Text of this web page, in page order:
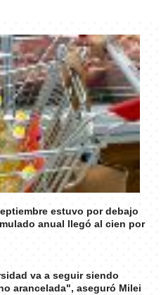
estuvo por debajo
anual llegó al cien por
va a seguir siendo
arancelada", aseguró Milei